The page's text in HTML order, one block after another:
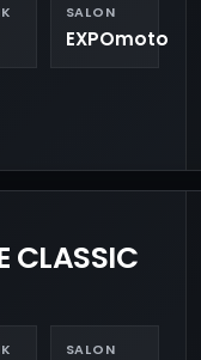
SALON
EXPOmoto
CLASSIC
SALON